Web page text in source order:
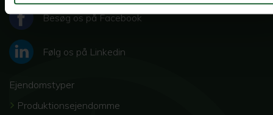
Besøg os på Facebook
Følg os på Linkedin
Ejendomstyper
Produktionsejendomme